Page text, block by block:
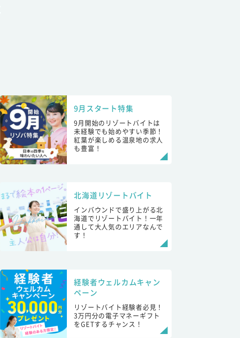
9月スタート特集
9月開始のリゾートバイトは
未経験でも始めやすい季節！
紅葉が楽しめる温泉地の求人
も豊富！
北海道リゾートバイト
インバウンドで盛り上がる北
海道でリゾートバイト！一年
通して大人気のエリアなんで
す！
経験者ウェルカムキャン
ペーン
リゾートバイト経験者必見！
3万円分の電子マネーギフト
をGETするチャンス！